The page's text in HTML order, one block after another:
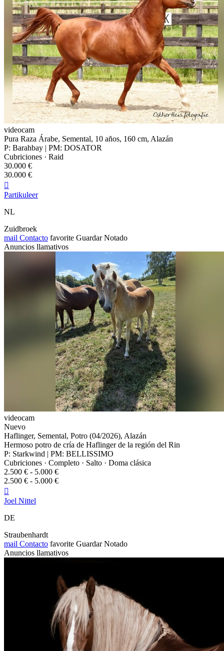
videocam
Pura Raza Árabe, Semental, 10 años, 160 cm, Alazán
P: Barahbay | PM: DOSATOR
Cubriciones · Raid
30.000 €
30.000 €

Partikuleer
NL
Zuidbroek
mail Contacto favorite Guardar Notado
Anuncios llamativos
videocam
Nuevo
Haflinger, Semental, Potro (04/2026), Alazán
Hermoso potro de cría de Haflinger de la región del Rin
P: Starkwind | PM: BELLISSIMO
Cubriciones · Completo · Salto · Doma clásica
2.500 € - 5.000 €
2.500 € - 5.000 €

Joel Nittel
DE
Straubenhardt
mail Contacto favorite Guardar Notado
Anuncios llamativos